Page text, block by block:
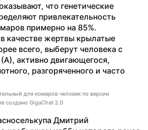
что генетические
привлекательность
примерно на 85%.
качестве жертвы крылатые
всего, выберут человека с
активно двигающегося,
разгоряченного и часто
для комаров человек по версии
создано GigaChat 2.0
Дмитрий